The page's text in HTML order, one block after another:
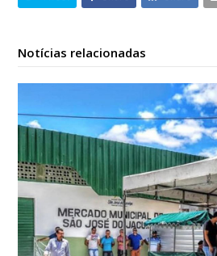
Notícias relacionadas